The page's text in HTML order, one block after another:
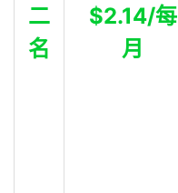
二
名
$2.14/每
月